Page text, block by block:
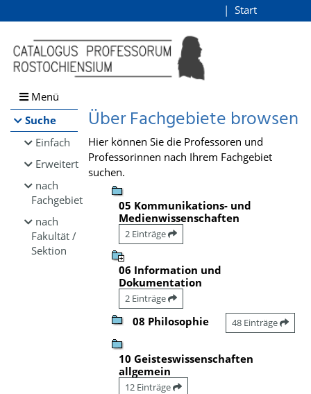
Browsen
direkt zum Inhalt
Start
Menü
Suche
Einfach
Erweitert
nach
Fachgebiet
nach
Fakultät /
Sektion
Über Fachgebiete browsen
Hier können Sie die Professoren und
Professorinnen nach Ihrem Fachgebiet
suchen.
05 Kommunikations- und
Medienwissenschaften
2 Einträge
06 Information und
Dokumentation
2 Einträge
08 Philosophie 48 Einträge
10 Geisteswissenschaften
allgemein
12 Einträge